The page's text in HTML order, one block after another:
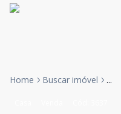
Home Buscar imóvel ...